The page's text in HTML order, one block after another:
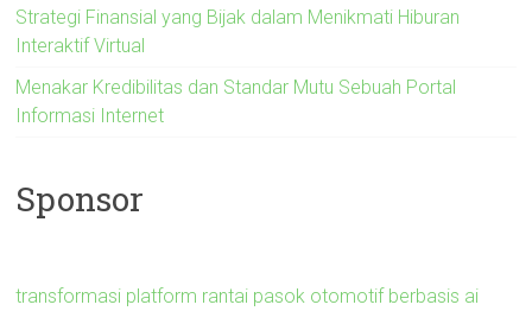
Strategi Finansial yang Bijak dalam Menikmati Hiburan
Interaktif Virtual
Menakar Kredibilitas dan Standar Mutu Sebuah Portal
Informasi Internet
Sponsor
transformasi platform rantai pasok otomotif berbasis ai